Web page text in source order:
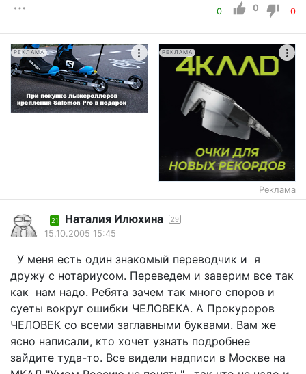
0 0 0
РЕКЛАМА РЕКЛАМА
Реклама
21 Наталия Илюхина 29
15.10.2005 15:45
У меня есть один знакомый переводчик и я
дружу с нотариусом. Переведем и заверим все так
как нам надо. Ребята зачем так много споров и
суеты вокруг ошибки ЧЕЛОВЕКА. А Прокуроров
ЧЕЛОВЕК со всеми заглавными буквами. Вам же
ясно написали, кто хочет узнать подробнее
зайдите туда-то. Все видели надписи в Москве на